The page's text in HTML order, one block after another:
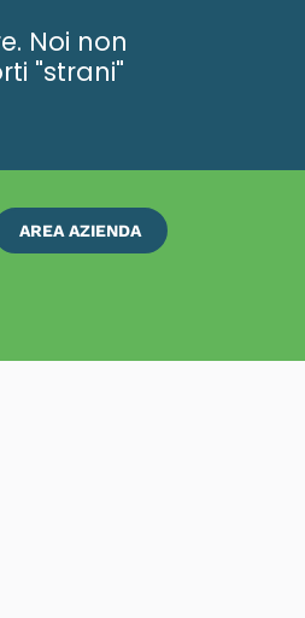
Noi non
"strani"
AREA AZIENDA
ISCRIVITI